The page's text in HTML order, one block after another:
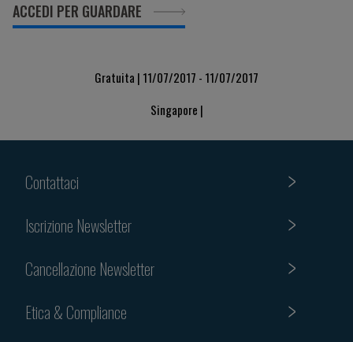
ACCEDI PER GUARDARE
Gratuita | 11/07/2017 - 11/07/2017
Singapore |
Contattaci
Iscrizione Newsletter
Cancellazione Newsletter
Etica & Compliance